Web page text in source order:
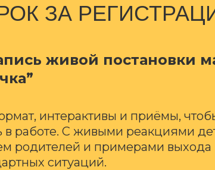
ЗА
интерактивы и приёмы,
в работе. С живыми реакциями
родителей и примерами выхода
ситуаций.
живой постановки